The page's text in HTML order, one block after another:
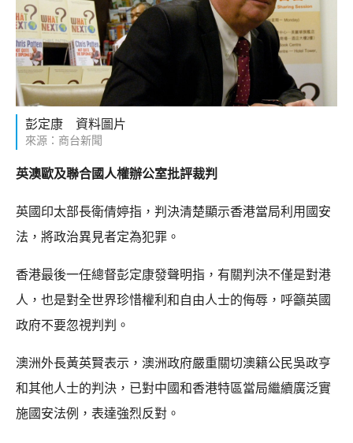
彭定康 資料圖片
來源：商台新聞
英澳歐及聯合國人權辦公室批評裁判
英國印太部長衛倩婷指，判決清楚顯示香港當局利用國安
法，將政治異見者定為犯罪。
香港最後一任總督彭定康發聲明指，有關判決不僅是對港
人，也是對全世界珍惜權利和自由人士的侮辱，呼籲英國
政府不要忽視判判。
澳洲外長黃英賢表示，澳洲政府嚴重關切澳籍公民吳政亨
和其他人士的判決，已對中國和香港特區當局繼續廣泛實
施國安法例，表達強烈反對。